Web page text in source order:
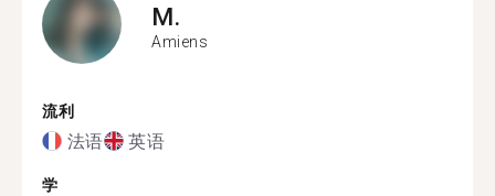
M.
Amiens
流利
法语 英语
学